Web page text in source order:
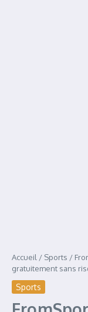
Accueil / Sports /
gratuitement sans
Sports